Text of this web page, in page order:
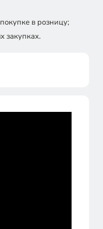
в розницу;
закупках.